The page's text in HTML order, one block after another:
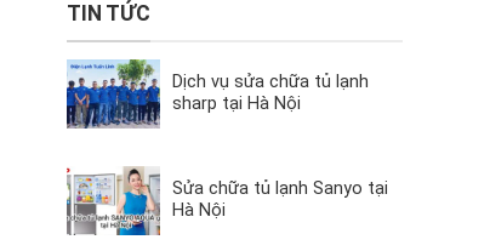
TIN TỨC
Dịch vụ sửa chữa tủ lạnh
sharp tại Hà Nội
Sửa chữa tủ lạnh Sanyo tại
Hà Nội